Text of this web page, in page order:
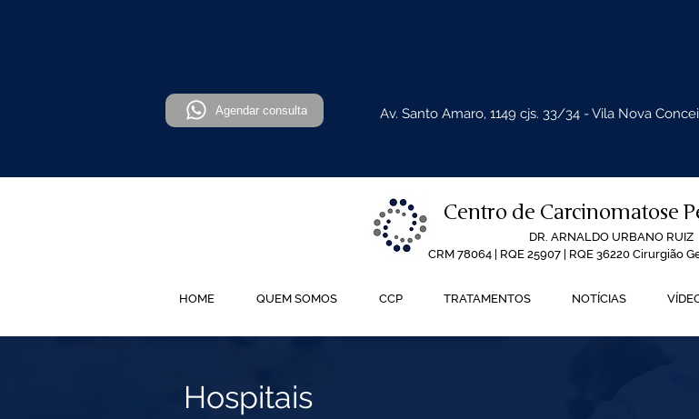
Agendar consulta Av. Santo Amaro, 1149 cjs. 33/34 - Vila Nova
Centro de Carcinomatose
DR. ARNALDO URBANO RUIZ
CRM 78064 | RQE 25907 | RQE 36220 Cirurgião
HOME QUEM SOMOS CCP TRATAMENTOS NOTÍCIAS
Hospitais